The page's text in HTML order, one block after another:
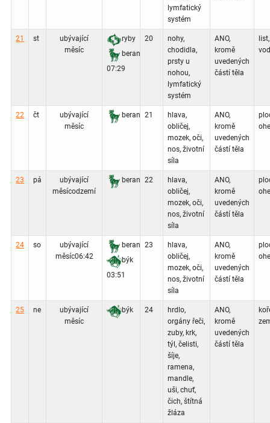
lymfatický
systém
21 st
ubývající
měsíc
ryby
beran
07:29
20
nohy,
chodidla,
prsty u
nohou,
lymfatický
systém
ANO,
kromě
uvedených
částí těla
list,
22 čt
ubývající
měsíc
beran 21
hlava,
obličej,
mozek, oči,
nos, životní
síla
ANO,
kromě
uvedených
částí těla
23 pá
ubývající
měsícodzemí
beran 22
hlava,
obličej,
mozek, oči,
nos, životní
síla
ANO,
kromě
uvedených
částí těla
24 so
ubývající
měsíc06:42
beran
býk
03:51
23
hlava,
obličej,
mozek, oči,
nos, životní
síla
ANO,
kromě
uvedených
částí těla
25 ne
ubývající
měsíc
býk 24
hrdlo,
orgány řeči,
zuby, krk,
týl, čelisti,
šíje,
ramena,
mandle,
uši, chuť,
čich, štítná
žláza
ANO,
kromě
uvedených
částí těla